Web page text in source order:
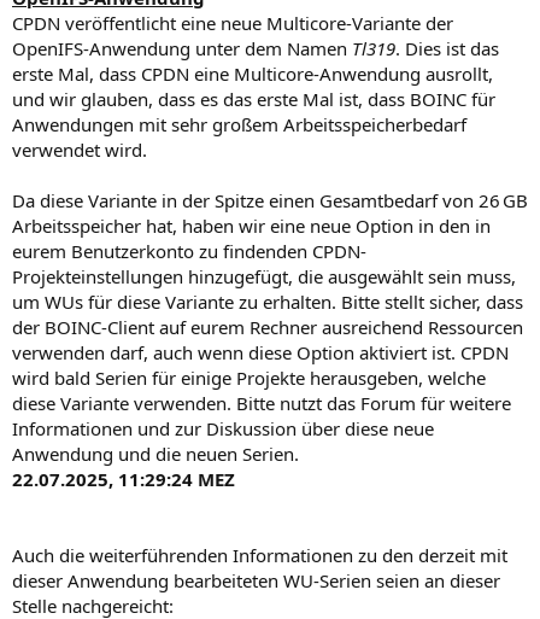
CPDN veröffentlicht eine neue Multicore-Variante der
OpenIFS-Anwendung unter dem Namen Tl319. Dies ist das
erste Mal, dass CPDN eine Multicore-Anwendung ausrollt,
und wir glauben, dass es das erste Mal ist, dass BOINC für
Anwendungen mit sehr großem Arbeitsspeicherbedarf
verwendet wird.
Da diese Variante in der Spitze einen Gesamtbedarf von 26 GB
Arbeitsspeicher hat, haben wir eine neue Option in den in
eurem Benutzerkonto zu findenden CPDN-
Projekteinstellungen hinzugefügt, die ausgewählt sein muss,
um WUs für diese Variante zu erhalten. Bitte stellt sicher, dass
der BOINC-Client auf eurem Rechner ausreichend Ressourcen
verwenden darf, auch wenn diese Option aktiviert ist. CPDN
wird bald Serien für einige Projekte herausgeben, welche
diese Variante verwenden. Bitte nutzt das Forum für weitere
Informationen und zur Diskussion über diese neue
Anwendung und die neuen Serien.
22.07.2025, 11:29:24 MEZ
Auch die weiterführenden Informationen zu den derzeit mit
dieser Anwendung bearbeiteten WU-Serien seien an dieser
Stelle nachgereicht: